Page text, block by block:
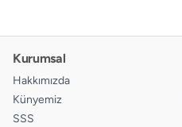
Kurumsal
Hakkımızda
Künyemiz
SSS